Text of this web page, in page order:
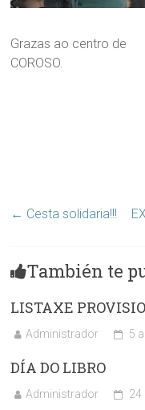
Grazas ao centro de
COROSO.
← Cesta solidaria!!!
También te
LISTAXE
Administrador 5
DÍA DO LIBRO
Administrador 24